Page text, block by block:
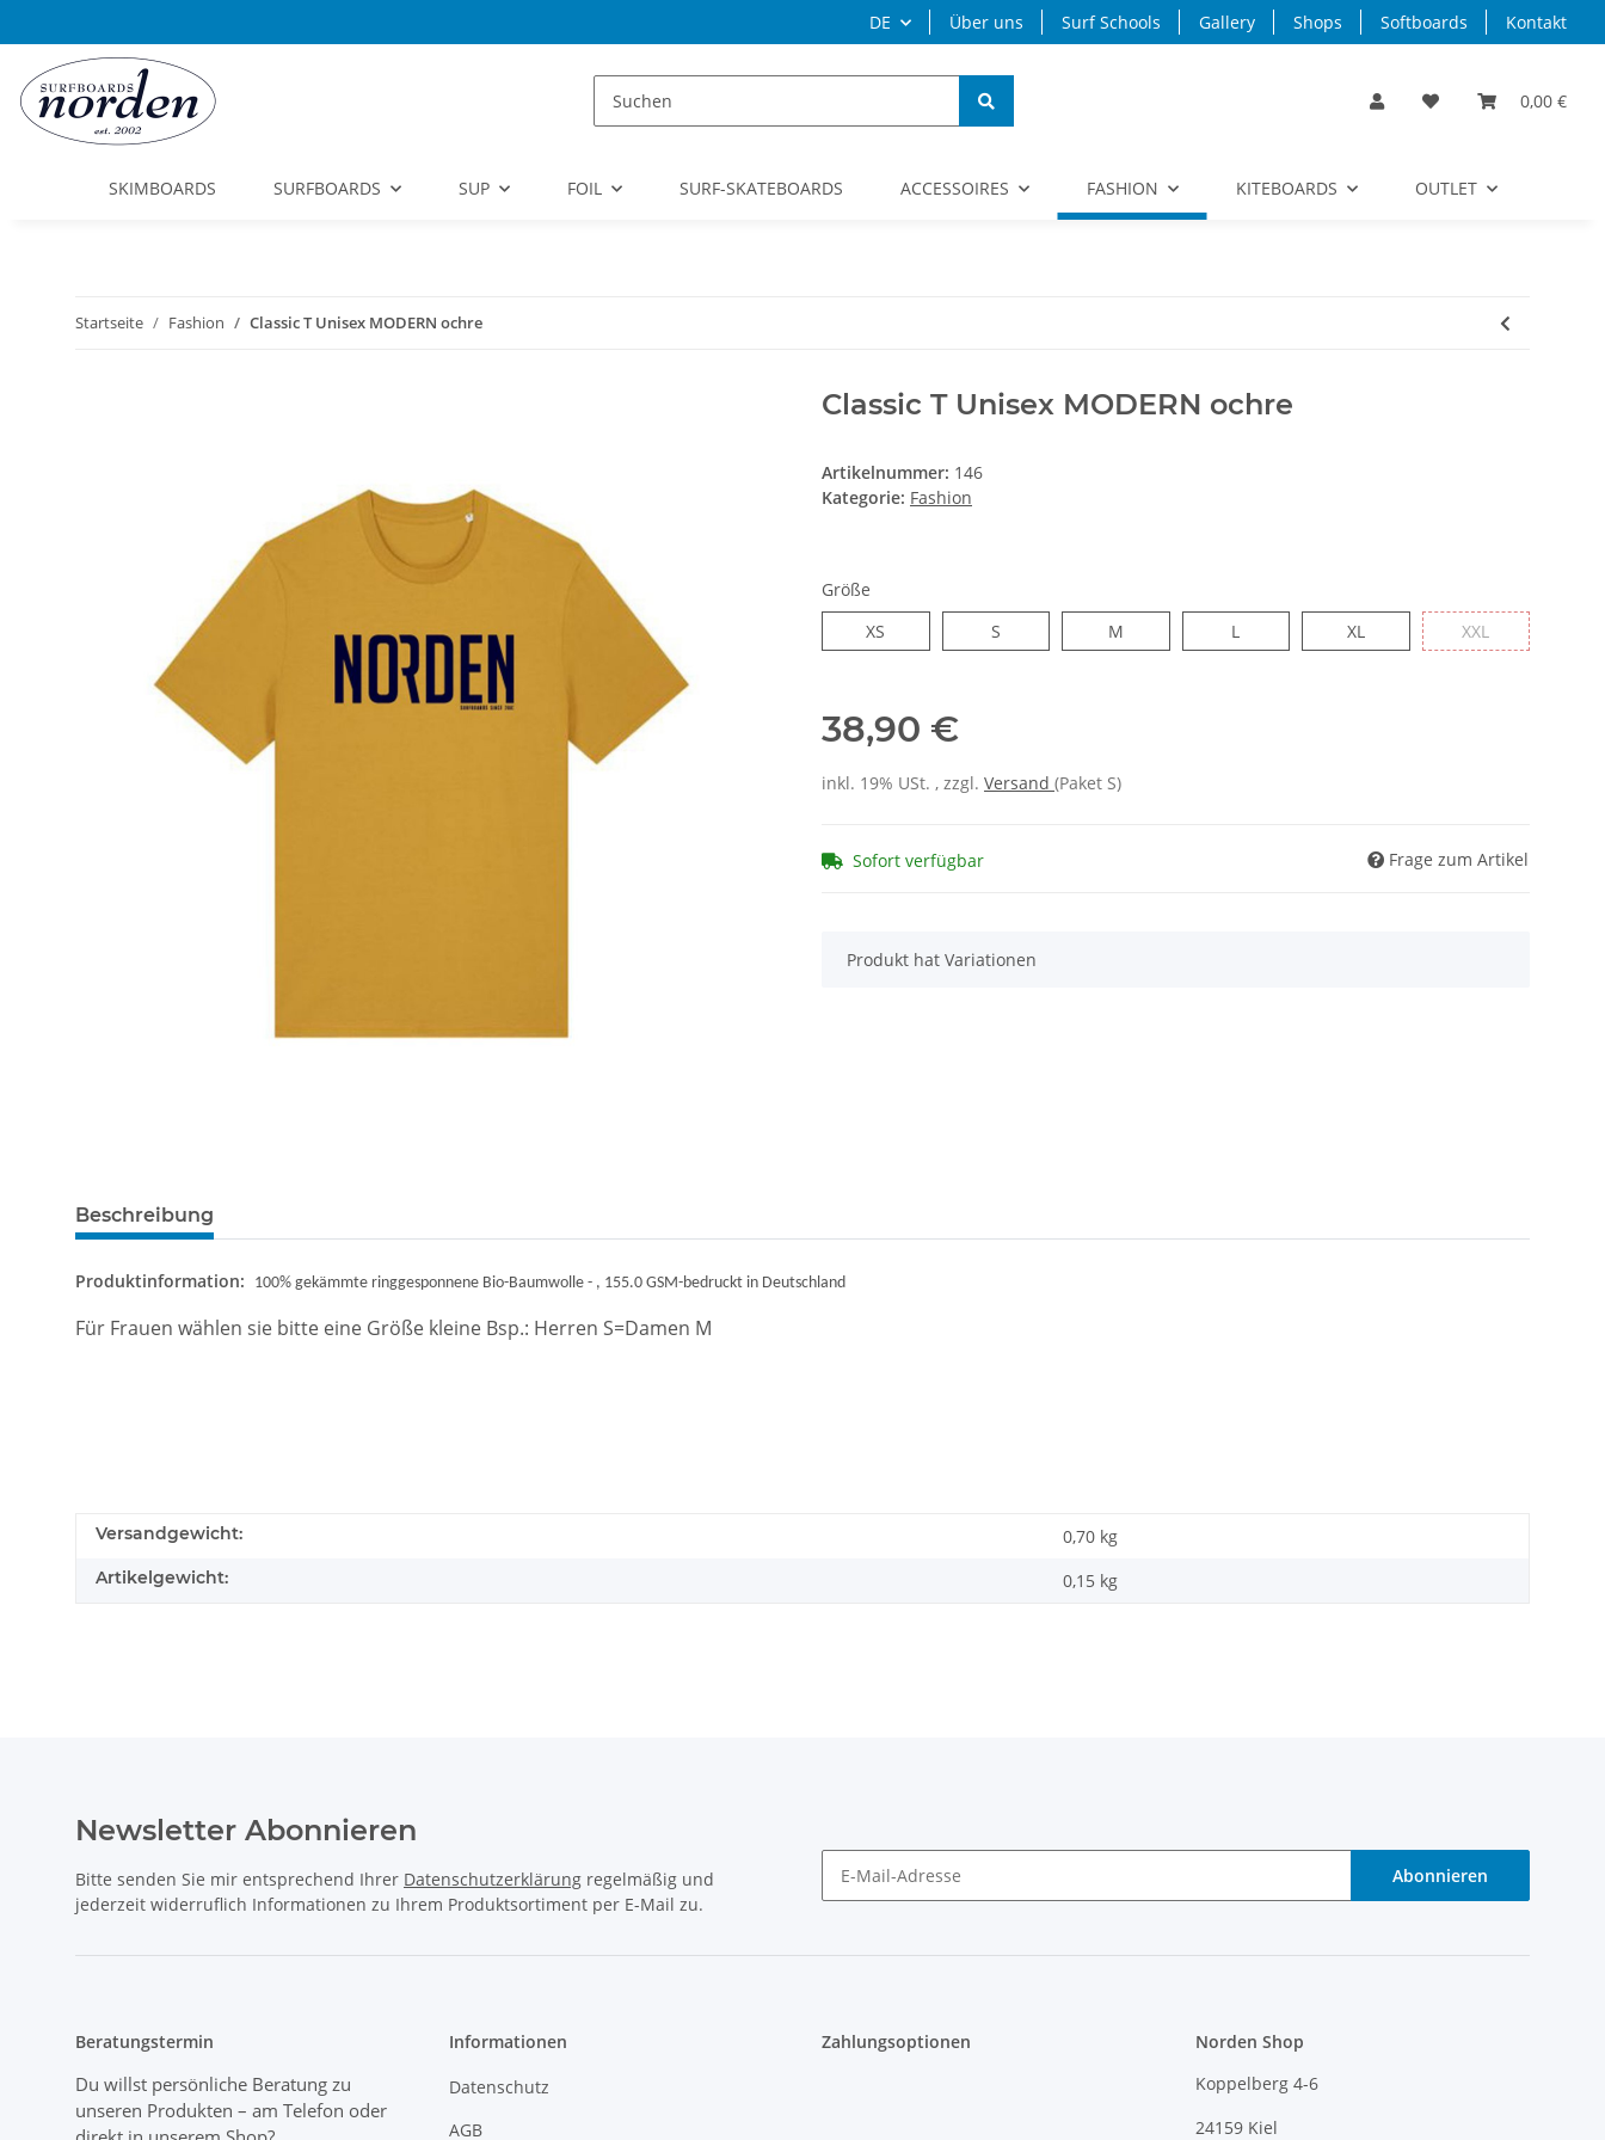
DE Über uns Surf Schools Gallery Shops Softboards Kontakt
0,00 €
SKIMBOARDS SURFBOARDS SUP FOIL SURF-SKATEBOARDS ACCESSOIRES FASHION KITEBOARDS OUTLET
Startseite Fashion Classic T Unisex MODERN ochre
Classic T Unisex MODERN ochre
Artikelnummer: 146
Kategorie: Fashion
Größe
XS
S M L XL XXL
38,90 €
inkl. 19% USt. , zzgl. Versand (Paket S)
Sofort verfügbar Frage zum Artikel
x
Produkt hat Variationen
Beschreibung
Produktinformation: 100% gekämmte ringgesponnene Bio-Baumwolle - , 155.0 GSM-bedruckt in Deutschland
Für Frauen wählen sie bitte eine Größe kleine Bsp.: Herren S=Damen M
Versandgewicht: 0,70 kg
Artikelgewicht: 0,15 kg
Newsletter Abonnieren
Bitte senden Sie mir entsprechend Ihrer Datenschutzerklärung regelmäßig und
jederzeit widerruflich Informationen zu Ihrem Produktsortiment per E-Mail zu.
Abonnieren
Beratungstermin
Du willst persönliche Beratung zu
unseren Produkten – am Telefon oder
Informationen
Datenschutz
AGB
Zahlungsoptionen
Norden Shop
Koppelberg 4-6
24159 Kiel